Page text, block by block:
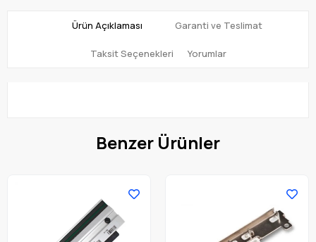
Ürün Açıklaması Garanti ve Teslimat
Taksit Seçenekleri Yorumlar
Benzer Ürünler